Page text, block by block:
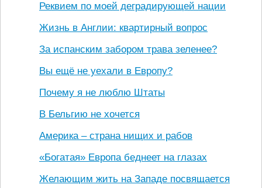
Реквием по моей деградирующей нации
Жизнь в Англии: квартирный вопрос
За испанским забором трава зеленее?
Вы ещё не уехали в Европу?
Почему я не люблю Штаты
В Бельгию не хочется
Америка – страна нищих и рабов
«Богатая» Европа беднеет на глазах
Желающим жить на Западе посвящается